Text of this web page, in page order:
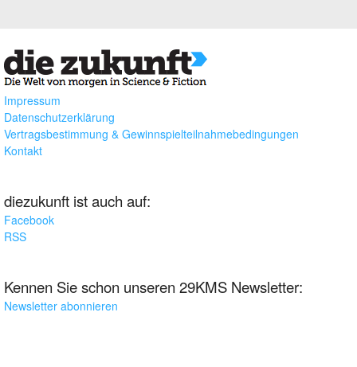
Impressum
Datenschutzerklärung
Vertragsbestimmung & Gewinnspielteilnahmebedingungen
Kontakt
diezukunft ist auch auf:
Facebook
RSS
Kennen Sie schon unseren 29KMS Newsletter:
Newsletter abonnieren